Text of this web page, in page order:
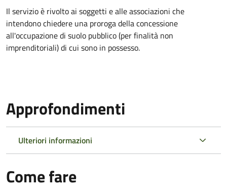
Il servizio è rivolto ai soggetti e alle associazioni che
intendono chiedere una proroga della concessione
all'occupazione di suolo pubblico (per finalità non
imprenditoriali) di cui sono in possesso.
Approfondimenti
Ulteriori informazioni
Come fare